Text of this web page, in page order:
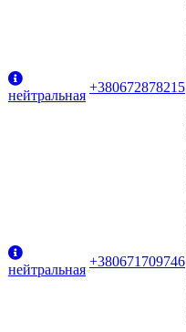
нейтральная
+380672878215
нейтральная
+380671709746